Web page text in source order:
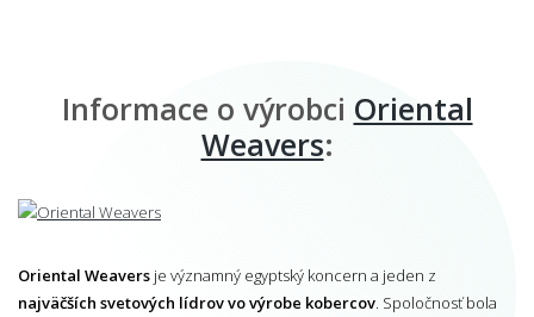
Informace o výrobci Oriental
Weavers:
Oriental Weavers je významný egyptský koncern a jeden z
najväčších svetových lídrov vo výrobe kobercov . Spoločnosť bola